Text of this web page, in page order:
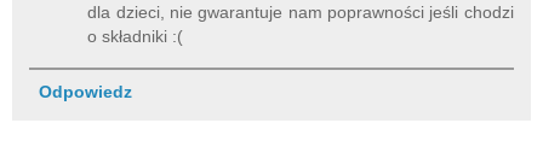
dla dzieci, nie gwarantuje nam poprawności jeśli chodzi
o składniki :(
Odpowiedz